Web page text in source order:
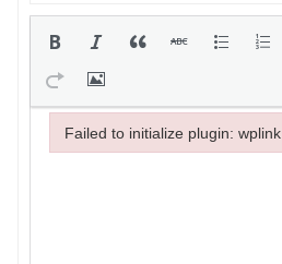
Failed to initialize plugin: wplink
Failed to initialize plugin: wplink